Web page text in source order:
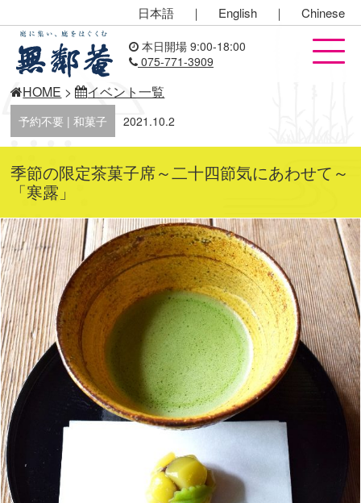
日本語 ｜ English ｜ Chinese
本日開場 9:00-18:00
075-771-3909
HOME > イベント一覧
予約不要 | 和菓子 2021.10.2
季節の限定茶菓子席～二十四節気にあわせて～
「寒露」